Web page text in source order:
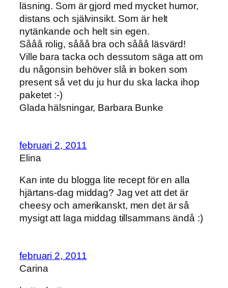
läsning. Som är gjord med mycket humor,
distans och självinsikt. Som är helt
nytänkande och helt sin egen.
Sååå rolig, sååå bra och sååå läsvärd!
Ville bara tacka och dessutom säga att om
du någonsin behöver slå in boken som
present så vet du ju hur du ska lacka ihop
paketet :-)
Glada hälsningar, Barbara Bunke
februari 2, 2011
Elina
Kan inte du blogga lite recept för en alla
hjärtans-dag middag? Jag vet att det är
cheesy och amerikanskt, men det är så
mysigt att laga middag tillsammans ändå :)
februari 2, 2011
Carina